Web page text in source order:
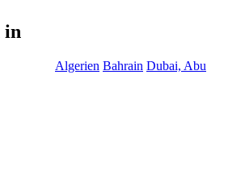
in
Algerien Bahrain Dubai, Abu